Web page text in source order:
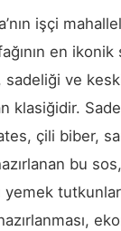
işçi
en ikonik
sadeliği ve
klasiğidir.
çili biber,
bu